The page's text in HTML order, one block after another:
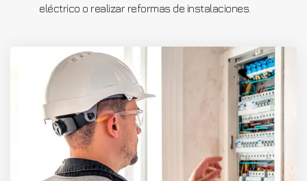
eléctrico o realizar reformas de instalaciones.